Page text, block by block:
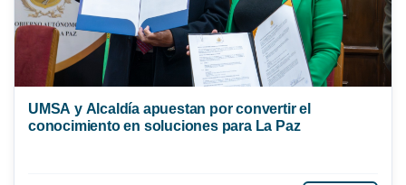
UMSA y Alcaldía apuestan por convertir el
conocimiento en soluciones para La Paz